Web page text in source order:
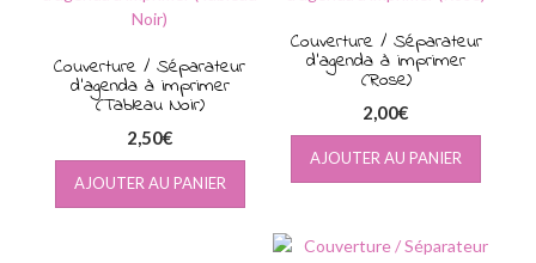
Couverture / Séparateur
d’agenda à imprimer
(Tableau Noir)
2,50€
AJOUTER AU PANIER
Couverture / Séparateur
d’agenda à imprimer
(Rose)
2,00€
AJOUTER AU PANIER